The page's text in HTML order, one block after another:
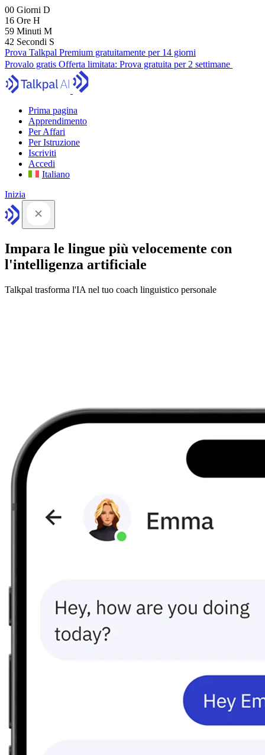
00 Giorni D
16 Ore H
59 Minuti M
41 Secondi S
Prova Talkpal Premium gratuitamente per 14 giorni
Provalo gratis Offerta limitata: Prova gratuita per 2 settimane
Prima pagina
Apprendimento
Per Affari
Per Istruzione
Iscriviti
Accedi
Italiano
Inizia
Impara le lingue più velocemente con
l'intelligenza artificiale
Talkpal trasforma l'IA nel tuo coach linguistico personale